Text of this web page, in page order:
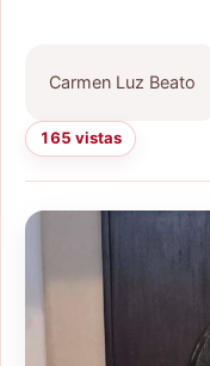
Carmen Luz Beato
165 vistas